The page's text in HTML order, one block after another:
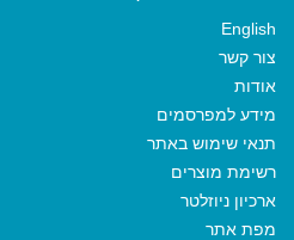
English
צור קשר
אודות
מידע למפרסמים
תנאי שימוש באתר
רשימת מוצרים
ארכיון ניוזלטר
מפת אתר